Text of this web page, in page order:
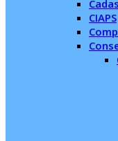
CIAPS